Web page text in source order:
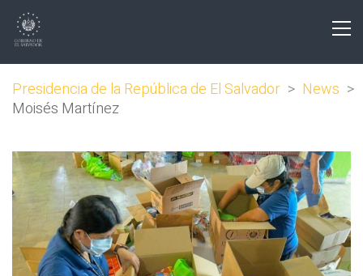
Presidencia de la República de El Salvador > News >
Moisés Martínez